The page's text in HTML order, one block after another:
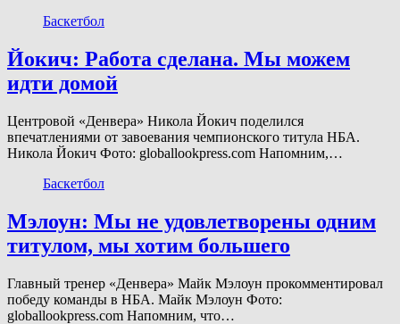
Баскетбол
Йокич: Работа сделана. Мы можем
идти домой
Центровой «Денвера» Никола Йокич поделился
впечатлениями от завоевания чемпионского титула НБА.
Никола Йокич Фото: globallookpress.com Напомним,…
Баскетбол
Мэлоун: Мы не удовлетворены одним
титулом, мы хотим большего
Главный тренер «Денвера» Майк Мэлоун прокомментировал
победу команды в НБА. Майк Мэлоун Фото:
globallookpress.com Напомним, что…